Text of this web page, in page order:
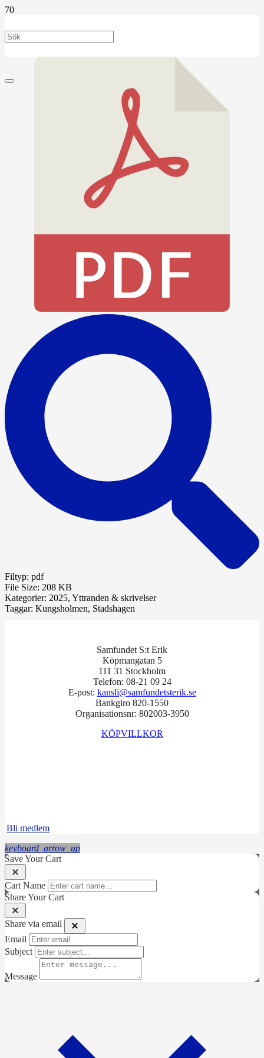
Filtyp: pdf
File Size: 208 KB
Kategorier: 2025, Yttranden & skrivelser
Taggar: Kungsholmen, Stadshagen
Samfundet S:t Erik
Köpmangatan 5
111 31 Stockholm
Telefon: 08-21 09 24
E-post: kansli@samfundetsterik.se
Bankgiro 820-1550
Organisationsnr: 802003-3950
KÖPVILLKOR
Bli medlem
keyboard_arrow_up
Save Your Cart
Cart Name
Share Your Cart
Share via email
Email
Subject
Message